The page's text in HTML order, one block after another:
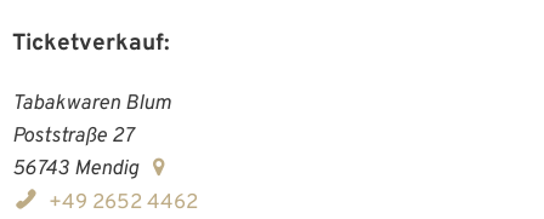
Ticketverkauf:
Tabakwaren Blum
Poststraße 27
56743 Mendig
+49 2652 4462